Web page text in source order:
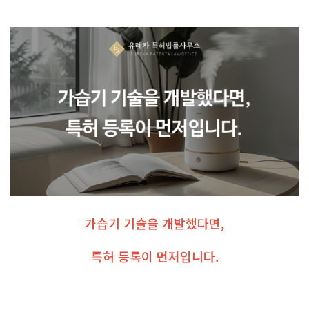
가습기 기술을 개발했다면,
특허 등록이 먼저입니다.